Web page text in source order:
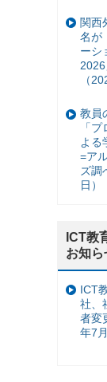
関西
名が
ーシ
（
教員
「
よる
=ア
ズ調
日）
ICT教
お知ら
ICT
社、
者変
年7